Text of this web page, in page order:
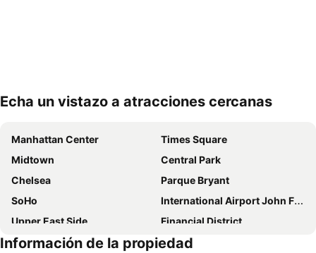
Echa un vistazo a atracciones cercanas
Manhattan Center
Times Square
Midtown
Central Park
Chelsea
Parque Bryant
SoHo
International Airport John F. Kennedy
Upper East Side
Financial District
Lower Manhattan
Long Island City
Información de la propiedad